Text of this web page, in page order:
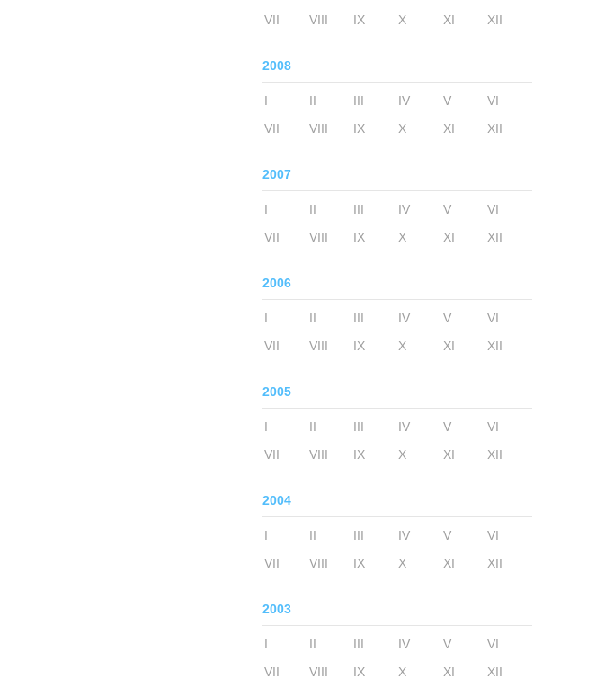
VII
VIII IX X XI XII
2008
I II III IV V
VI
VII
VIII IX X XI XII
2007
I II III IV V
VI
VII
VIII IX X XI XII
2006
I II III IV V
VI
VII
VIII IX X XI XII
2005
I II III IV V
VI
VII
VIII IX X XI XII
2004
I II III IV V
VI
VII
VIII IX X XI XII
2003
I II III IV V
VI
VII
VIII IX X XI XII